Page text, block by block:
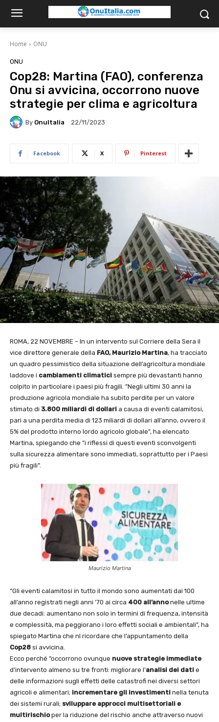
Home ONU
ONU
Cop28: Martina (FAO), conferenza
Onu si avvicina, occorrono nuove
strategie per clima e agricoltura
By OnuItalia 22/11/2023
Facebook X Pinterest
ROMA, 22 NOVEMBRE – In un intervento sul Corriere della Sera il
vice direttore generale della FAO, Maurizio Martina, ha tracciato
un quadro pessimistico della situazione dell’agricoltura mondiale
laddove i cambiamenti climatici sempre più devastanti hanno
colpito in particolare i paesi più fragili. ”Negli ultimi 30 anni la
produzione agricola mondiale ha subito perdite per un valore
stimato di 3.800 miliardi di dollari a causa di eventi calamitosi,
pari a una perdita media di 123 miliardi di dollari all’anno, ovvero il
5% del prodotto interno lordo agricolo globale”, ha elencato
Martina, spiegando che ”i riflessi di questi eventi sconvolgenti
sulla sicurezza alimentare sono immediati, soprattutto per i Paesi
più fragili”.
Maurizio Martina
”Gli eventi calamitosi in tutto il mondo sono aumentati dai 100
all’anno registrati negli anni ’70 ai circa 400 all’annonelle ultime
due decadi: aumentano non solo in termini di frequenza, intensità
e complessità, ma peggiorano i loro effetti sociali e ambientali”, ha
spiegato Martina che nl ricordare che l’appuntamento della
Cop28 si avvicina.
Ecco perché ”occorrono ovunque nuove strategie immediate
d’intervento almeno su tre fronti: migliorare l’analisi dei dati e
delle informazioni sugli effetti delle catastrofi nei diversi settori
agricoli e alimentari; incrementare gli investimenti nella tenuta
dei sistemi rurali; sviluppare approcci multisettoriali e
multirischioper la riduzione del rischio anche attraverso nuovi